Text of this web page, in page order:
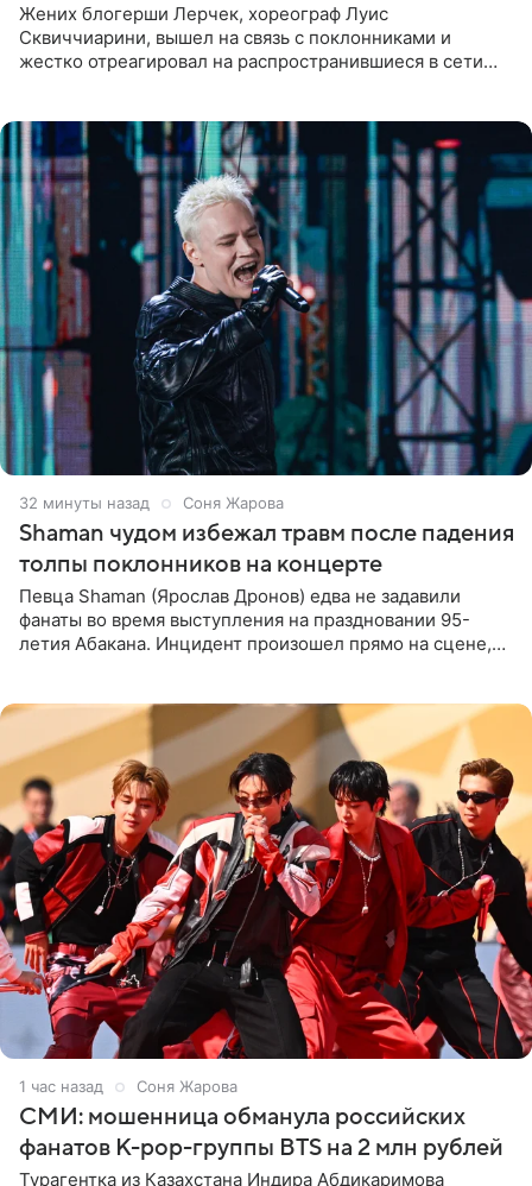
Жених блогерши Лерчек, хореограф Луис
Сквиччиарини, вышел на связь с поклонниками и
жестко отреагировал на распространившиеся в сети
32 минуты назад Соня Жарова
Shaman чудом избежал травм после падения
толпы поклонников на концерте
Певца Shaman (Ярослав Дронов) едва не задавили
фанаты во время выступления на праздновании 95-
летия Абакана. Инцидент произошел прямо на сцене,
1 час назад Соня Жарова
СМИ: мошенница обманула российских
фанатов K-pop-группы BTS на 2 млн рублей
Турагентка из Казахстана Индира Абдикаримова